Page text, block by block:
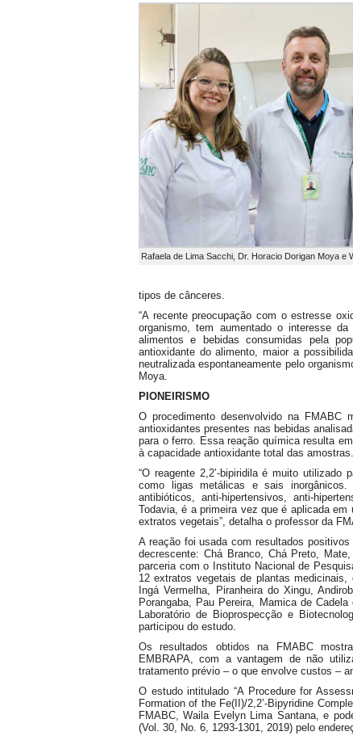
Rafaela de Lima Sacchi, Dr. Horacio Dorigan Moya e
tipos de cânceres.
“A recente preocupação com o estresse
organismo, tem aumentado o interesse
alimentos e bebidas consumidas pela
antioxidante do alimento, maior a
neutralizada espontaneamente pelo
Moya.
PIONEIRISMO
O procedimento desenvolvido na
antioxidantes presentes nas bebidas
para o ferro. Essa reação química resulta
à capacidade antioxidante total das amostras.
“O reagente 2,2’-bipiridila é muito
como ligas metálicas e sais
antibióticos, anti-hipertensivos, anti-
Todavia, é a primeira vez que é aplicada
extratos vegetais”, detalha o professor da
A reação foi usada com resultados
decrescente: Chá Branco, Chá Preto,
parceria com o Instituto Nacional de
12 extratos vegetais de plantas
Ingá Vermelha, Piranheira do Xingu,
Porangaba, Pau Pereira, Mamica de
Laboratório de Bioprospecção e
participou do estudo.
Os resultados obtidos na FMABC
EMBRAPA, com a vantagem de não
tratamento prévio – o que envolve custos –
O estudo intitulado “A Procedure for
Formation of the Fe(II)/2,2’-Bipyridine
FMABC, Waila Evelyn Lima Santana, e
(Vol. 30, No. 6, 1293-1301, 2019) pelo